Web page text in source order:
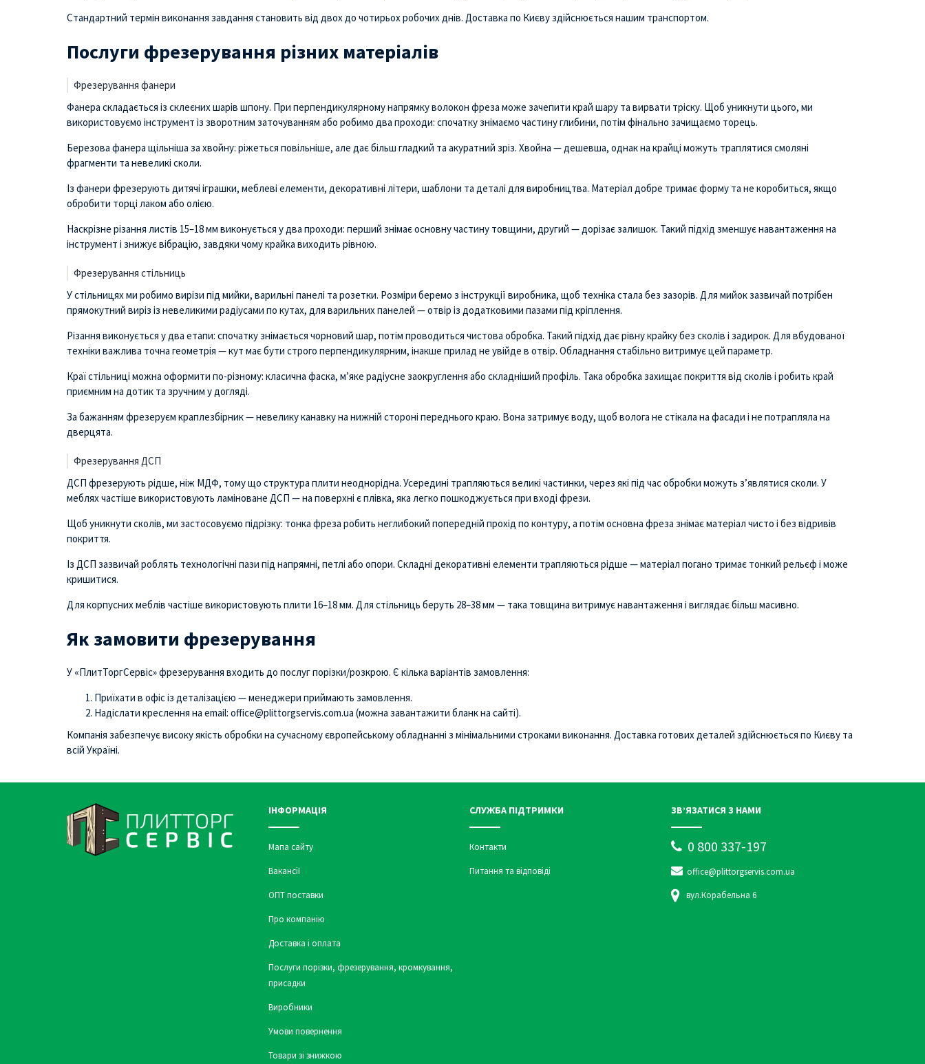
Стандартний термін виконання завдання становить від двох до чотирьох робочих днів. Доставка по Києву здійснюється нашим транспортом.
Послуги фрезерування різних матеріалів
Фрезерування фанери
Фанера складається із склеєних шарів шпону. При перпендикулярному напрямку волокон фреза може зачепити край шару та вирвати тріску. Щоб уникнути цього, ми
використовуємо інструмент із зворотним заточуванням або робимо два проходи: спочатку знімаємо частину глибини, потім фінально зачищаємо торець.
Березова фанера щільніша за хвойну: ріжеться повільніше, але дає більш гладкий та акуратний зріз. Хвойна — дешевша, однак на крайці можуть траплятися смоляні
фрагменти та невеликі сколи.
Із фанери фрезерують дитячі іграшки, меблеві елементи, декоративні літери, шаблони та деталі для виробництва. Матеріал добре тримає форму та не коробиться, якщо
обробити торці лаком або олією.
Наскрізне різання листів 15–18 мм виконується у два проходи: перший знімає основну частину товщини, другий — дорізає залишок. Такий підхід зменшує навантаження на
інструмент і знижує вібрацію, завдяки чому крайка виходить рівною.
Фрезерування стільниць
У стільницях ми робимо вирізи під мийки, варильні панелі та розетки. Розміри беремо з інструкції виробника, щоб техніка стала без зазорів. Для мийок зазвичай потрібен
прямокутний виріз із невеликими радіусами по кутах, для варильних панелей — отвір із додатковими пазами під кріплення.
Різання виконується у два етапи: спочатку знімається чорновий шар, потім проводиться чистова обробка. Такий підхід дає рівну крайку без сколів і задирок. Для вбудованої
техніки важлива точна геометрія — кут має бути строго перпендикулярним, інакше прилад не увійде в отвір. Обладнання стабільно витримує цей параметр.
Краї стільниці можна оформити по-різному: класична фаска, м’яке радіусне заокруглення або складніший профіль. Така обробка захищає покриття від сколів і робить край
приємним на дотик та зручним у догляді.
За бажанням фрезеруєм краплезбірник — невелику канавку на нижній стороні переднього краю. Вона затримує воду, щоб волога не стікала на фасади і не потрапляла на
дверцята.
Фрезерування ДСП
ДСП фрезерують рідше, ніж МДФ, тому що структура плити неоднорідна. Усередині трапляються великі частинки, через які під час обробки можуть з’являтися сколи. У
меблях частіше використовують ламіноване ДСП — на поверхні є плівка, яка легко пошкоджується при вході фрези.
Щоб уникнути сколів, ми застосовуємо підрізку: тонка фреза робить неглибокий попередній прохід по контуру, а потім основна фреза знімає матеріал чисто і без відривів
покриття.
Із ДСП зазвичай роблять технологічні пази під напрямні, петлі або опори. Складні декоративні елементи трапляються рідше — матеріал погано тримає тонкий рельєф і може
кришитися.
Для корпусних меблів частіше використовують плити 16–18 мм. Для стільниць беруть 28–38 мм — така товщина витримує навантаження і виглядає більш масивно.
Як замовити фрезерування
У «ПлитТоргСервіс» фрезерування входить до послуг порізки/розкрою. Є кілька варіантів замовлення:
Приїхати в офіс із деталізацією — менеджери приймають замовлення.
Надіслати креслення на email: office@plittorgservis.com.ua (можна завантажити бланк на сайті).
Компанія забезпечує високу якість обробки на сучасному європейському обладнанні з мінімальними строками виконання. Доставка готових деталей здійснюється по Києву та
всій Україні.
ІНФОРМАЦІЯ
Мапа сайту
Вакансії
ОПТ поставки
Про компанію
Доставка і оплата
Послуги порізки, фрезерування, кромкування,
присадки
Виробники
Умови повернення
Товари зі знижкою
СЛУЖБА ПІДТРИМКИ
Контакти
Питання та відповіді
ЗВ’ЯЗАТИСЯ З НАМИ
0 800 337-197
office@plittorgservis.com.ua
вул.Корабельна 6